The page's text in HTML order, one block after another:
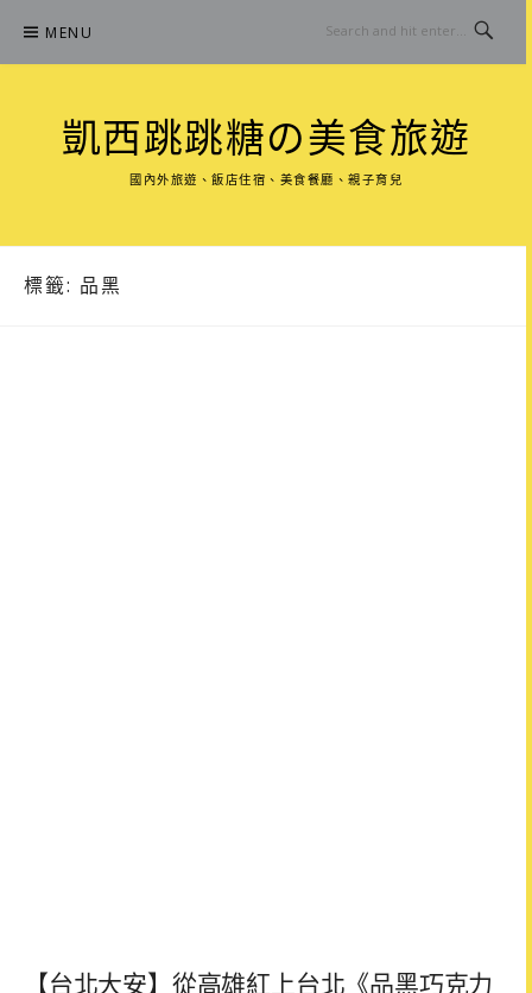
content
MENU
凱西跳跳糖の美食旅遊
國內外旅遊、飯店住宿、美食餐廳、親子育兒
標籤: 品黑
【台北大安】從高雄紅上台北《品黑巧克力